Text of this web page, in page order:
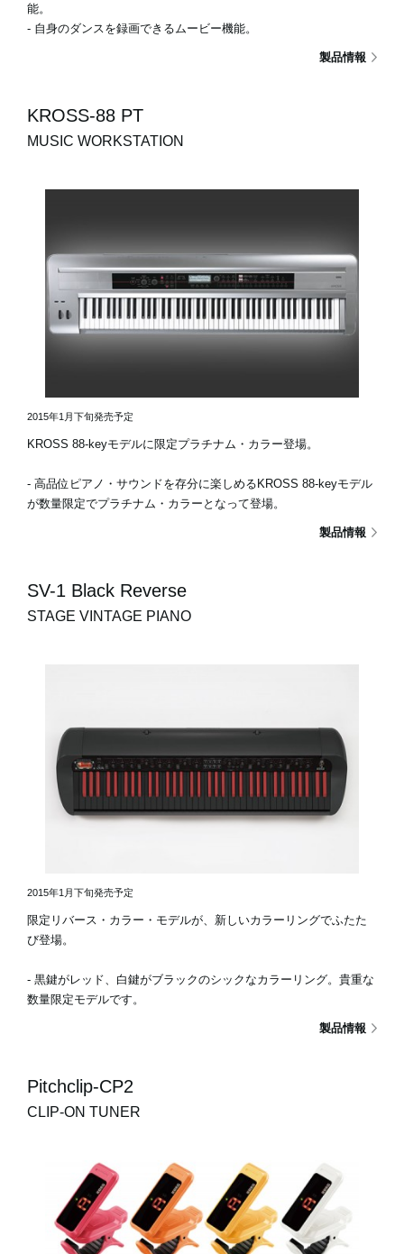
能。
- 自身のダンスを録画できるムービー機能。
製品情報
KROSS-88 PT
MUSIC WORKSTATION
2015年1月下旬発売予定
KROSS 88-keyモデルに限定プラチナム・カラー登場。
- 高品位ピアノ・サウンドを存分に楽しめるKROSS 88-keyモデル
が数量限定でプラチナム・カラーとなって登場。
製品情報
SV-1 Black Reverse
STAGE VINTAGE PIANO
2015年1月下旬発売予定
限定リバース・カラー・モデルが、新しいカラーリングでふたた
び登場。
- 黒鍵がレッド、白鍵がブラックのシックなカラーリング。貴重な
数量限定モデルです。
製品情報
Pitchclip-CP2
CLIP-ON TUNER